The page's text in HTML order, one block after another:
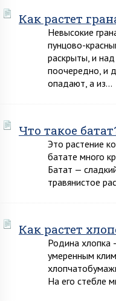
Как растет
Невысокие
пунцово-
раскрыты, и
поочередно, и
опадают, а из…
Что такое
Это растение
батате много
Батат —
травянистое
Как растет
Родина хлопка
умеренным
На его стебле